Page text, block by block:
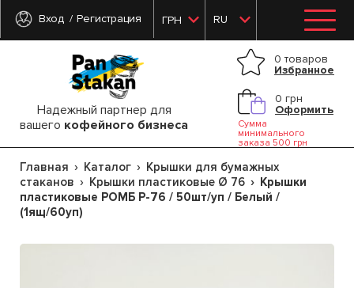
Вход Регистрация ГРН RU
Надежный партнер для
вашего кофейного бизнеса
0 товаров
Избранное
0 грн
Оформить
Сумма
минимального
заказа 500 грн
Главная Каталог
Крышки для бумажных
стаканов
Крышки пластиковые Ø 76
Крышки
пластиковые РОМБ Р-76 / 50шт/уп / Белый /
(1ящ/60уп)